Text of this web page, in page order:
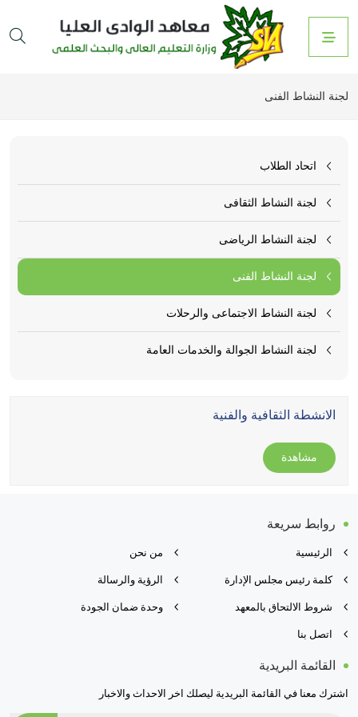
لجنة النشاط الفنى
اتحاد الطلاب
لجنة النشاط الثقافى
لجنة النشاط الرياضى
لجنة النشاط الفنى
لجنة النشاط الاجتماعى والرحلات
لجنة النشاط الجوالة والخدمات العامة
الانشطة الثقافية والفنية
مشاهدة
روابط سريعة
الرئيسية
من نحن
كلمة رئيس مجلس الإدارة
الرؤية والرسالة
شروط الالتحاق بالمعهد
وحدة ضمان الجودة
اتصل بنا
القائمة البريدية
اشترك معنا في القائمة البريدية ليصلك اخر الاحداث والاخبار